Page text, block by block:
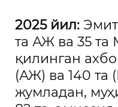
2025 йил:
та АЖ ва 35
қилинган
(АЖ) ва 140
жумладан,